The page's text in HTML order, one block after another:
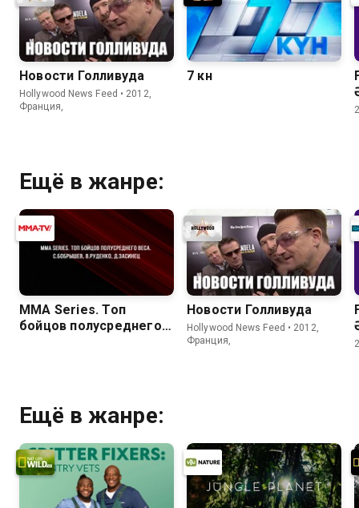
Новости Голливуда
Hollywood News Feed • 2012,
Франция,
7 күн
Ещё в жанре:
MMA Series. Топ
бойцов полусреднего
Новости Голливуда
Hollywood News Feed • 2012,
Франция,
Ещё в жанре: